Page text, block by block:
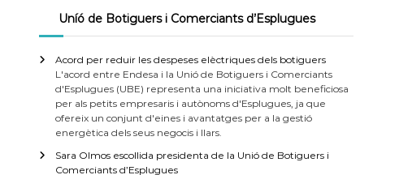
Uníó de Botiguers i Comerciants d’Esplugues
Acord per reduir les despeses elèctriques dels botiguers
L'acord entre Endesa i la Unió de Botiguers i Comerciants
d'Esplugues (UBE) representa una iniciativa molt beneficiosa
per als petits empresaris i autònoms d'Esplugues, ja que
ofereix un conjunt d'eines i avantatges per a la gestió
energètica dels seus negocis i llars.
Sara Olmos escollida presidenta de la Unió de Botiguers i
Comerciants d’Esplugues